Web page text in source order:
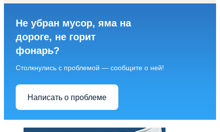
Не убран мусор, яма на
дороге, не горит
фонарь?
Столкнулись с проблемой — сообщите о ней!
Написать о проблеме